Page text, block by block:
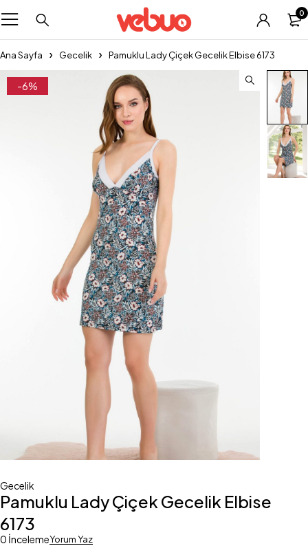
0
Ana Sayfa Gecelik Pamuklu Lady Çiçek Gecelik Elbise 6173
-6%
Gecelik
Pamuklu Lady Çiçek Gecelik Elbise
6173
0 İncelemeYorum Yaz